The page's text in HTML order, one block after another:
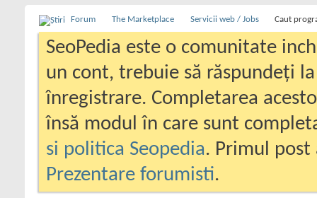
Forum The Marketplace Servicii web / Jobs Caut
SeoPedia este o comunitate
un cont, trebuie să răspundeți
înregistrare. Completarea
însă modul în care sunt
si politica Seopedia. Primul
Prezentare forumisti.